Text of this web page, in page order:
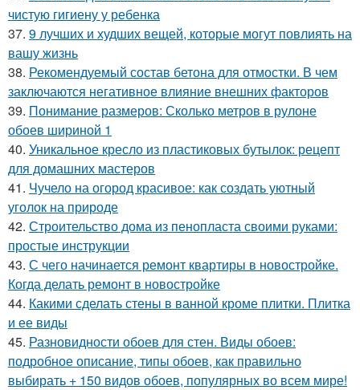
чистую гигиену у ребенка
37. 9 лучших и худших вещей, которые могут повлиять на
вашу жизнь
38. Рекомендуемый состав бетона для отмостки. В чем
заключаются негативное влияние внешних факторов
39. Понимание размеров: Сколько метров в рулоне
обоев шириной 1
40. Уникальное кресло из пластиковых бутылок: рецепт
для домашних мастеров
41. Чучело на огород красивое: как создать уютный
уголок на природе
42. Строительство дома из пенопласта своими руками:
простые инструкции
43. С чего начинается ремонт квартиры в новостройке.
Когда делать ремонт в новостройке
44. Какими сделать стены в ванной кроме плитки. Плитка
и ее виды
45. Разновидности обоев для стен. Виды обоев:
подробное описание, типы обоев, как правильно
выбирать + 150 видов обоев, популярных во всем мире!